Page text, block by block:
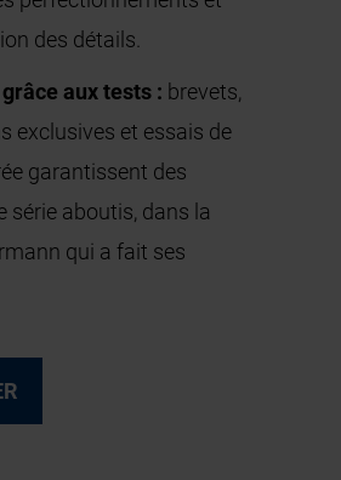
des détails.
aux tests : brevets,
exclusives et essais de
garantissent des
série aboutis, dans la
qui a fait ses